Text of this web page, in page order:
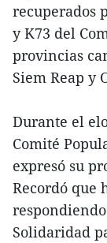
recuperados
y K73 del
provincias
Siem Reap y
Durante el
Comité
expresó su
Recordó que
Solidaridad